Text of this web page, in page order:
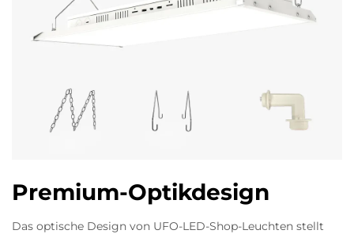
Premium-Optikdesign
Das optische Design von UFO-LED-Shop-Leuchten stellt